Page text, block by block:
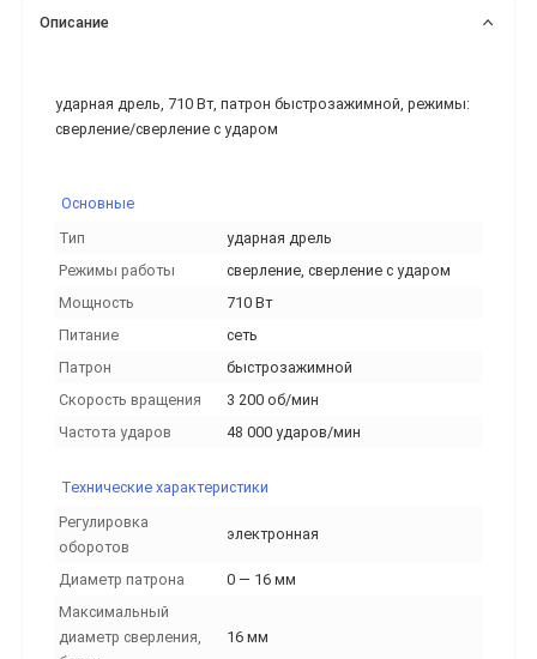
Описание
ударная дрель, 710 Вт, патрон быстрозажимной, режимы:
сверление/сверление с ударом
Основные
Тип
ударная дрель
Режимы работы
сверление, сверление с ударом
Мощность
710 Вт
Питание
сеть
Патрон
быстрозажимной
Скорость вращения
3 200 об/мин
Частота ударов
48 000 ударов/мин
Технические характеристики
Регулировка
оборотов
электронная
Диаметр патрона
0 — 16 мм
Максимальный
диаметр сверления,
16 мм